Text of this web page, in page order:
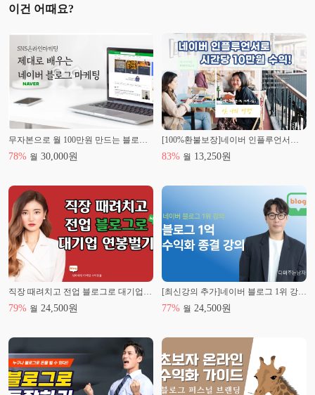
이건 어때요?
78% 월 30,000원 83% 월 13,250원
직장 때려치고 전업 블로그로 대기업 연봉벌기!
79% 월 24,500원
[최신강의 추가]네이버 블로그 1위 강의! 블로그의 다양한 1억 수익화 종결판! 왕초보도 가능!
77% 월 24,500원